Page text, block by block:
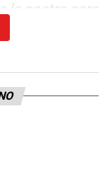
nostra gara
tante qualità
concentrarci